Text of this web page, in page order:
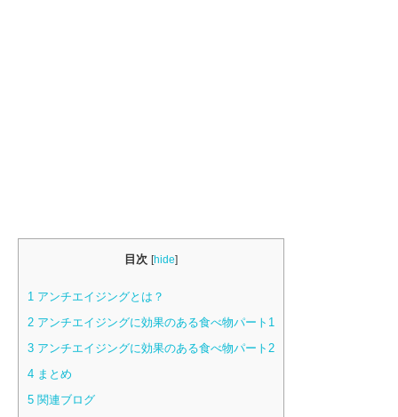
目次 [hide]
1 アンチエイジングとは？
2 アンチエイジングに効果のある食べ物パート1
3 アンチエイジングに効果のある食べ物パート2
4 まとめ
5 関連ブログ